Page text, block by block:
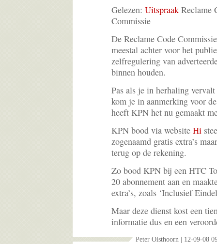
Gelezen: Uitspraak Reclame
Commissie
De Reclame Code
meestal achter voor het
zelfregulering van
binnen houden.
Pas als je in herhaling
kom je in aanmerking voor
heeft KPN het nu gemaakt
KPN bood via website Hi
zogenaamd gratis extra’s
terug op de rekening.
Zo bood KPN bij een HTC
20 abonnement aan en
extra’s, zoals ‘Inclusief
Maar deze dienst kost een
informatie dus en een
Peter Olsthoorn | 12-09-08